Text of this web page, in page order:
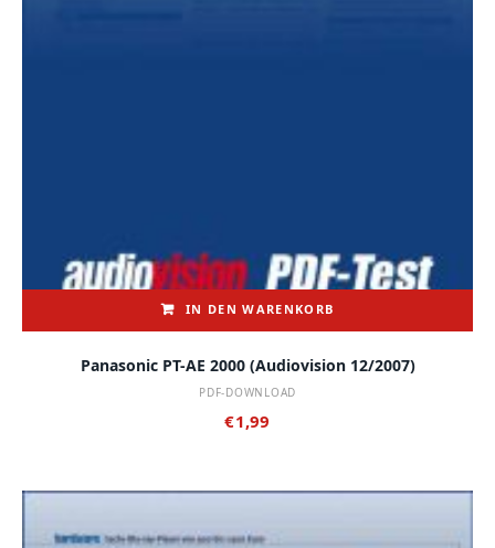
IN DEN WARENKORB
Panasonic PT-AE 2000 (audiovision 12/2007)
PDF-DOWNLOAD
€1,99